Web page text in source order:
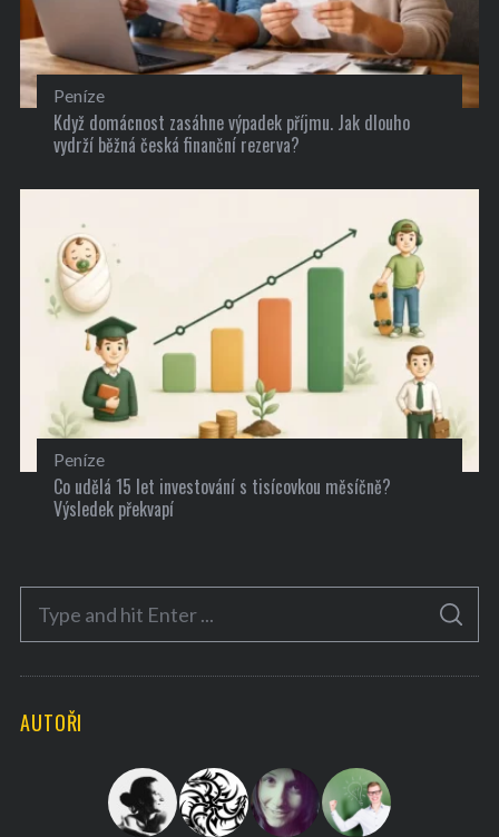
Peníze
Když domácnost zasáhne výpadek příjmu. Jak dlouho
vydrží běžná česká finanční rezerva?
Peníze
Co udělá 15 let investování s tisícovkou měsíčně?
Výsledek překvapí
c
S
A
C
AUTOŘI